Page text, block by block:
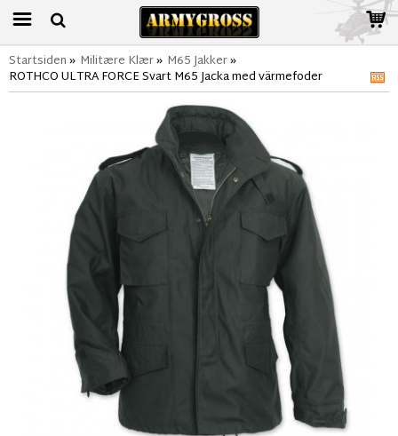
Startsiden» Militære Klær» M65 Jakker»
ROTHCO ULTRA FORCE Svart M65 Jacka med värmefoder